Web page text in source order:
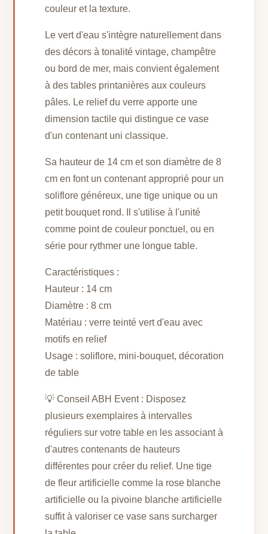
couleur et la texture.
Le vert d'eau s'intègre naturellement dans
des décors à tonalité vintage, champêtre
ou bord de mer, mais convient également
à des tables printanières aux couleurs
pâles. Le relief du verre apporte une
dimension tactile qui distingue ce vase
d'un contenant uni classique.
Sa hauteur de 14 cm et son diamètre de 8
cm en font un contenant approprié pour un
soliflore généreux, une tige unique ou un
petit bouquet rond. Il s'utilise à l'unité
comme point de couleur ponctuel, ou en
série pour rythmer une longue table.
Caractéristiques :
Hauteur : 14 cm
Diamètre : 8 cm
Matériau : verre teinté vert d'eau avec
motifs en relief
Usage : soliflore, mini-bouquet, décoration
de table
💡 Conseil ABH Event : Disposez
plusieurs exemplaires à intervalles
réguliers sur votre table en les associant à
d'autres contenants de hauteurs
différentes pour créer du relief. Une tige
de fleur artificielle comme la rose blanche
artificielle ou la pivoine blanche artificielle
suffit à valoriser ce vase sans surcharger